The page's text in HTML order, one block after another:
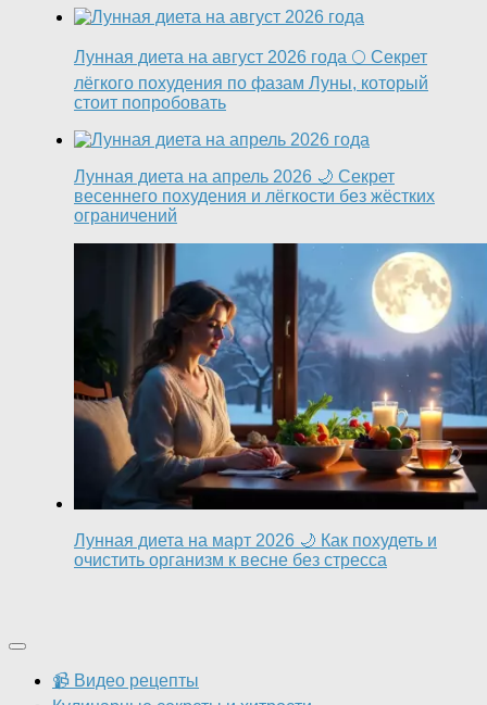
Лунная диета на август 2026 года 🌕 Секрет
лёгкого похудения по фазам Луны, который
стоит попробовать
Лунная диета на апрель 2026 🌙 Секрет
весеннего похудения и лёгкости без жёстких
ограничений
Лунная диета на март 2026 🌙 Как похудеть и
очистить организм к весне без стресса
📹 Видео рецепты